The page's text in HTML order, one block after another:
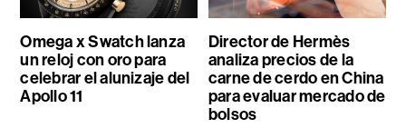
Omega x Swatch lanza
un reloj con oro para
celebrar el alunizaje del
Apollo 11
Director de Hermès
analiza precios de la
carne de cerdo en China
para evaluar mercado de
bolsos